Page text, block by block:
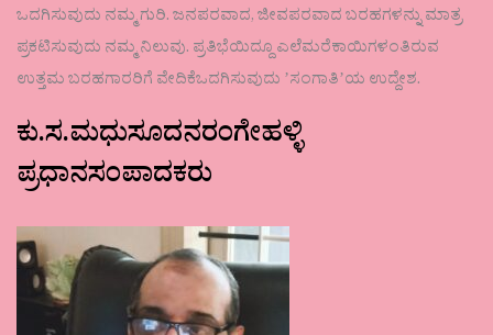
ಒದಗಿಸುವುದು ನಮ್ಮ ಗುರಿ. ಜನಪರವಾದ, ಜೀವಪರವಾದ ಬರಹಗಳನ್ನು ಮಾತ್ರ
ಪ್ರಕಟಿಸುವುದು ನಮ್ಮ ನಿಲುವು. ಪ್ರತಿಭೆಯಿದ್ದೂ ಎಲೆಮರೆಕಾಯಿಗಳಂತಿರುವ
ಉತ್ತಮ ಬರಹಗಾರರಿಗೆ ವೇದಿಕೆಒದಗಿಸುವುದು ʼಸಂಗಾತಿʼಯ ಉದ್ದೇಶ.
ಕು.ಸ.ಮಧುಸೂದನರಂಗೇಹಳ್ಳಿ
ಪ್ರಧಾನಸಂಪಾದಕರು